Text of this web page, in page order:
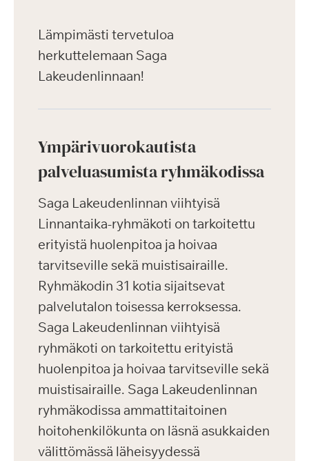
Lämpimästi tervetuloa
herkuttelemaan Saga
Lakeudenlinnaan!
Ympärivuorokautista
palveluasumista ryhmäkodissa
Saga Lakeudenlinnan viihtyisä
Linnantaika-ryhmäkoti on tarkoitettu
erityistä huolenpitoa ja hoivaa
tarvitseville sekä muistisairaille.
Ryhmäkodin 31 kotia sijaitsevat
palvelutalon toisessa kerroksessa.
Saga Lakeudenlinnan viihtyisä
ryhmäkoti on tarkoitettu erityistä
huolenpitoa ja hoivaa tarvitseville sekä
muistisairaille. Saga Lakeudenlinnan
ryhmäkodissa ammattitaitoinen
hoitohenkilökunta on läsnä asukkaiden
välittömässä läheisyydessä